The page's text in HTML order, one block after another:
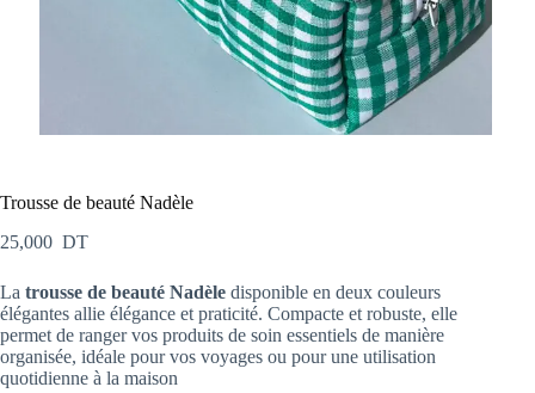
Trousse de beauté Nadèle
25,000 DT
La trousse de beauté Nadèle disponible en deux couleurs
élégantes allie élégance et praticité. Compacte et robuste, elle
permet de ranger vos produits de soin essentiels de manière
organisée, idéale pour vos voyages ou pour une utilisation
quotidienne à la maison